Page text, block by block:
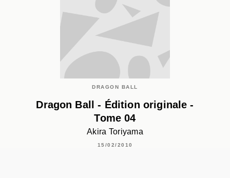
DRAGON BALL
Dragon Ball - Édition originale -
Tome 04
Akira Toriyama
15/02/2010